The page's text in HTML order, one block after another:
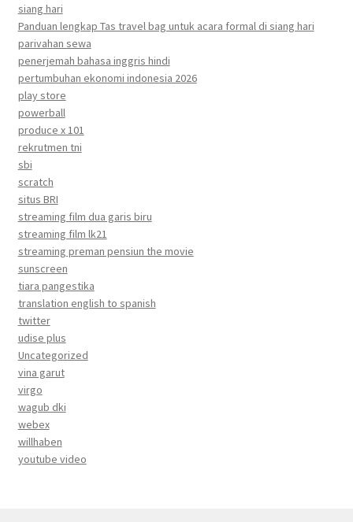
siang hari
Panduan lengkap Tas travel bag untuk acara formal di siang hari
parivahan sewa
penerjemah bahasa inggris hindi
pertumbuhan ekonomi indonesia 2026
play store
powerball
produce x 101
rekrutmen tni
sbi
scratch
situs BRI
streaming film dua garis biru
streaming film lk21
streaming preman pensiun the movie
sunscreen
tiara pangestika
translation english to spanish
twitter
udise plus
Uncategorized
vina garut
virgo
wagub dki
webex
willhaben
youtube video